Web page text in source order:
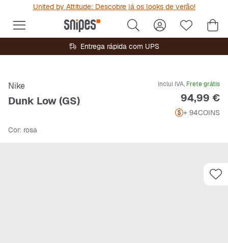
United by Attitude: Descobre já os looks de verão!
Entrega rápida com UPS
Nike
Dunk Low (GS)
Inclui IVA, Frete grátis
Preço
94,99 €
+ 94COINS
Cor: rosa